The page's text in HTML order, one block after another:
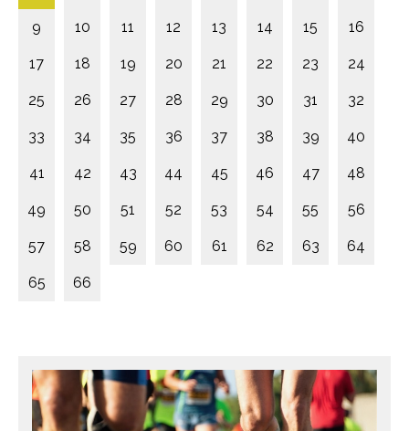
9 10 11 12 13 14 15 16
17 18 19 20 21 22 23 24
25 26 27 28 29 30 31 32
33 34 35 36 37 38 39 40
41 42 43 44 45 46 47 48
49 50 51 52 53 54 55 56
57 58 59 60 61 62 63 64
65 66